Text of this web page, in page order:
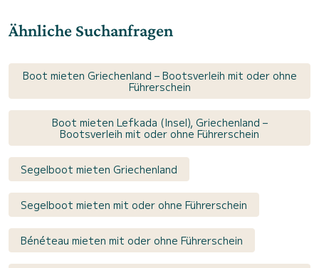
Ähnliche Suchanfragen
Boot mieten Griechenland – Bootsverleih mit oder ohne
Führerschein
Boot mieten Lefkada (Insel), Griechenland –
Bootsverleih mit oder ohne Führerschein
Segelboot mieten Griechenland
Segelboot mieten mit oder ohne Führerschein
Bénéteau mieten mit oder ohne Führerschein